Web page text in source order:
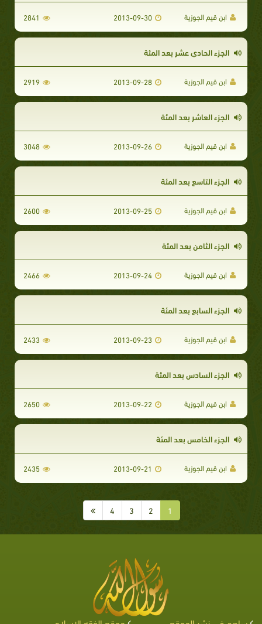
ابن قيم الجوزية 2013-09-30
2841
الجزء الحادي عشر بعد المئة
ابن قيم الجوزية 2013-09-28
2919
الجزء العاشر بعد المئة
ابن قيم الجوزية 2013-09-26
3048
الجزء التاسع بعد المئة
ابن قيم الجوزية 2013-09-25
2600
الجزء الثامن بعد المئة
ابن قيم الجوزية 2013-09-24
2466
الجزء السابع بعد المئة
ابن قيم الجوزية 2013-09-23
2433
الجزء السادس بعد المئة
ابن قيم الجوزية 2013-09-22
2650
الجزء الخامس بعد المئة
ابن قيم الجوزية 2013-09-21
2435
1
2
3
4